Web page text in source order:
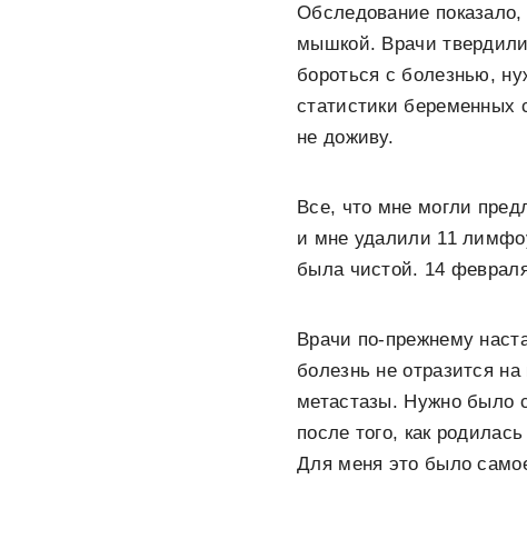
Обследование
мышкой. Врачи
бороться с болезнью,
статистики
не доживу.
Все, что мне могли
и мне удалили 11
была чистой. 14
Врачи по-прежнему
болезнь не отразится
метастазы. Нужно было
после того, как
Для меня это было